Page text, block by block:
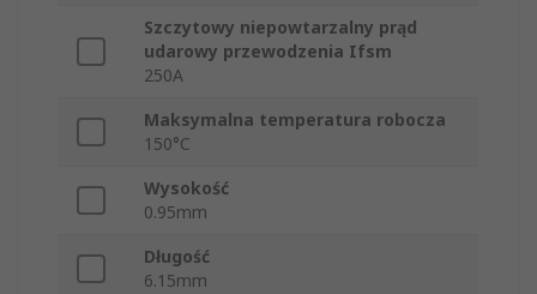
Szczytowy niepowtarzalny prąd
udarowy przewodzenia Ifsm
250A
Maksymalna temperatura robocza
150°C
Wysokość
0.95mm
Długość
6.15mm